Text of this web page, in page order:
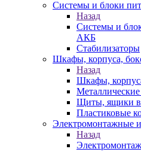
Системы и блоки
Назад
Системы и
АКБ
Стабилизаторы
Шкафы, корпуса,
Назад
Шкафы,
Щиты, ящики в
Пластиковые
Электромонтажные
Назад